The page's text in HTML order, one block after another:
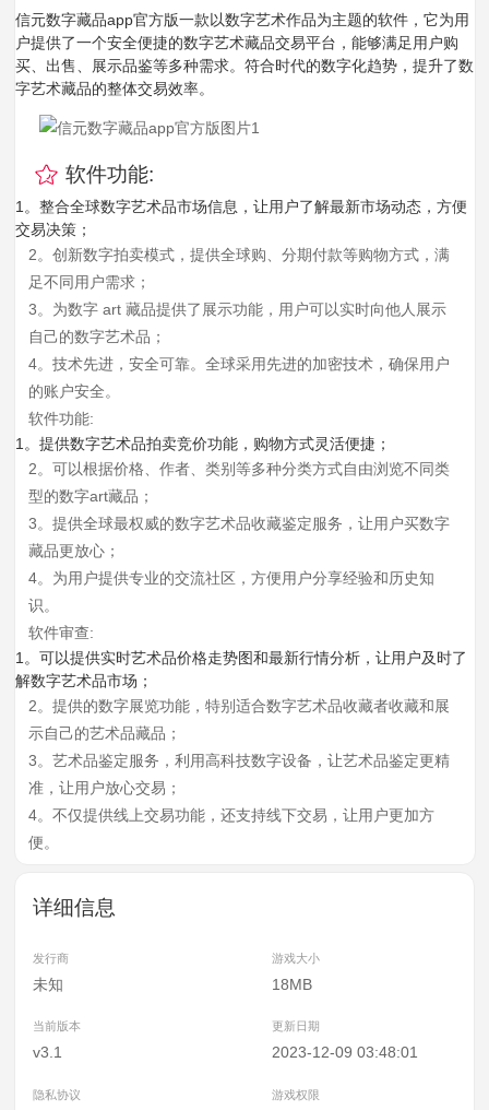
信元数字藏品app官方版一款以数字艺术作品为主题的软件，它为用
户提供了一个安全便捷的数字艺术藏品交易平台，能够满足用户购
买、出售、展示品鉴等多种需求。符合时代的数字化趋势，提升了数
字艺术藏品的整体交易效率。
软件功能:
1。整合全球数字艺术品市场信息，让用户了解最新市场动态，方便
交易决策；
2。创新数字拍卖模式，提供全球购、分期付款等购物方式，满
足不同用户需求；
3。为数字 art 藏品提供了展示功能，用户可以实时向他人展示
自己的数字艺术品；
4。技术先进，安全可靠。全球采用先进的加密技术，确保用户
的账户安全。
软件功能:
1。提供数字艺术品拍卖竞价功能，购物方式灵活便捷；
2。可以根据价格、作者、类别等多种分类方式自由浏览不同类
型的数字art藏品；
3。提供全球最权威的数字艺术品收藏鉴定服务，让用户买数字
藏品更放心；
4。为用户提供专业的交流社区，方便用户分享经验和历史知
识。
软件审查:
1。可以提供实时艺术品价格走势图和最新行情分析，让用户及时了
解数字艺术品市场；
2。提供的数字展览功能，特别适合数字艺术品收藏者收藏和展
示自己的艺术品藏品；
3。艺术品鉴定服务，利用高科技数字设备，让艺术品鉴定更精
准，让用户放心交易；
4。不仅提供线上交易功能，还支持线下交易，让用户更加方
便。
详细信息
发行商 游戏大小
未知 18MB
当前版本 更新日期
v3.1 2023-12-09 03:48:01
隐私协议 游戏权限